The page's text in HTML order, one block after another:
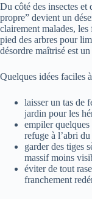
Du côté des insectes et
propre” devient un
clairement malades,
pied des arbres pour
désordre maîtrisé est
Quelques idées faciles
laisser un tas de
jardin pour les
empiler
refuge à l’abri
garder des tiges
massif moins
éviter de tout
franchement